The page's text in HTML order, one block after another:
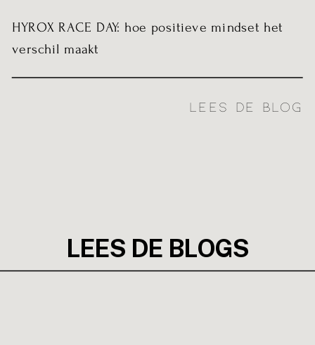
LEES DE BLOG
HYROX RACE DAY: hoe positieve mindset het
verschil maakt
LEES DE BLOGS